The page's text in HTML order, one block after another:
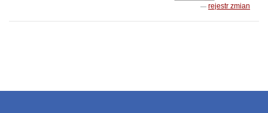
rejestr zmian